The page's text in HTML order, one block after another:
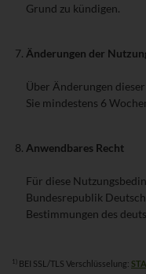
Grund zu kündigen.
Änderungen der
Über Änderungen
Sie mindestens 6
Anwendbares Recht
Für diese
Bundesrepublik
Bestimmungen des
1) BEI SSL/TLS Verschlüsselung: